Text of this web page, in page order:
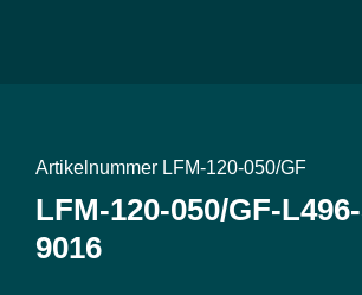
Artikelnummer LFM-120-050/GF
LFM-120-050/GF-
9016